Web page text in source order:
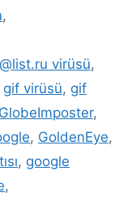
,
virüsü,
gif virüsü, gif
GlobeImposter,
, GoldenEye,
, google
,